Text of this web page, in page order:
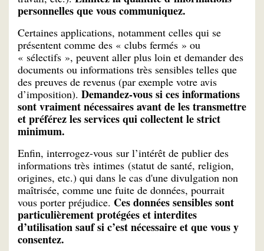
personnelles que vous communiquez.
Certaines applications, notamment celles qui se
présentent comme des « clubs fermés » ou
« sélectifs », peuvent aller plus loin et demander des
documents ou informations très sensibles telles que
des preuves de revenus (par exemple votre avis
d’imposition). Demandez-vous si ces informations
sont vraiment nécessaires avant de les transmettre
et préférez les services qui collectent le strict
minimum.
Enfin, interrogez-vous sur l’intérêt de publier des
informations très intimes (statut de santé, religion,
origines, etc.) qui dans le cas d'une divulgation non
maîtrisée, comme une fuite de données, pourrait
vous porter préjudice. Ces données sensibles sont
particulièrement protégées et interdites
d’utilisation sauf si c’est nécessaire et que vous y
consentez.